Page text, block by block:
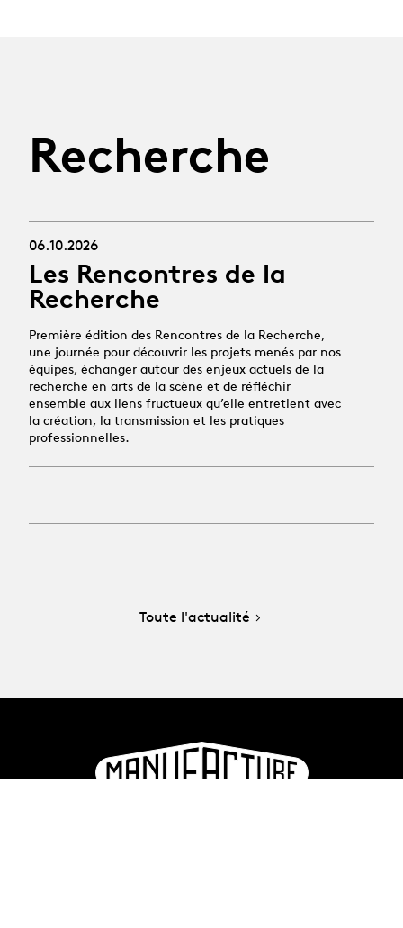
Recherche
06.10.2026
Les Rencontres de la
Recherche
Première édition des Rencontres de la Recherche,
une journée pour découvrir les projets menés par nos
équipes, échanger autour des enjeux actuels de la
recherche en arts de la scène et de réfléchir
ensemble aux liens fructueux qu’elle entretient avec
la création, la transmission et les pratiques
professionnelles.
Toute l'actualité